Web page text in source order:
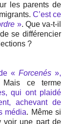
les parents de
C’est ce
». Que va-t-il
se différencier
?
de «Forcenés»,
ce terme
qui ont plaidé
achevant de
média. Même si
voir une part de